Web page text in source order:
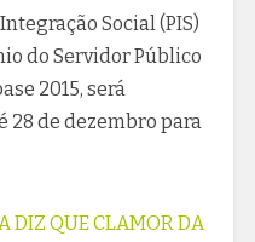
Social (PIS)
do Servidor Público
2015, será
28 de dezembro para
DIZ QUE CLAMOR DA